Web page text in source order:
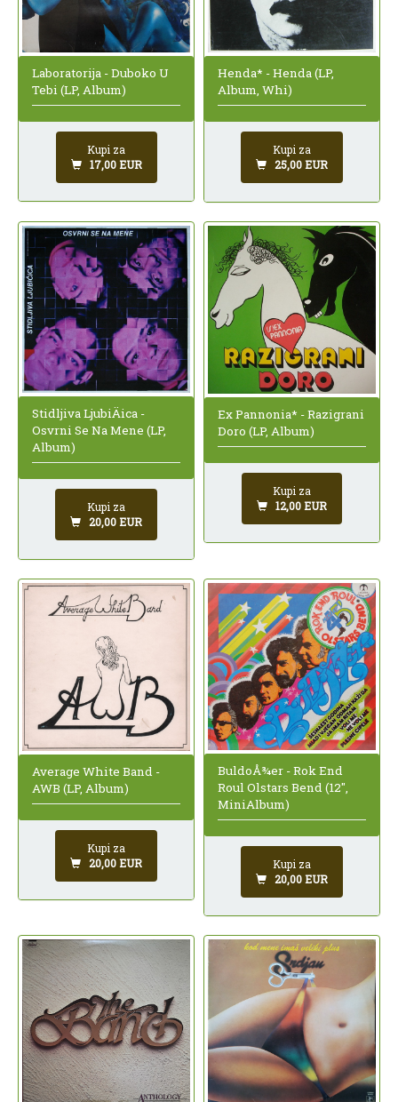
Laboratorija - Duboko U
Tebi (LP, Album)
Kupi za
17,00 EUR
Henda* - Henda (LP,
Album, Whi)
Kupi za
25,00 EUR
Stidljiva LjubiÄica -
Osvrni Se Na Mene (LP,
Album)
Kupi za
20,00 EUR
Ex Pannonia* - Razigrani
Doro (LP, Album)
Kupi za
12,00 EUR
Average White Band -
AWB (LP, Album)
Kupi za
20,00 EUR
BuldoÅ¾er - Rok End
Roul Olstars Bend (12",
MiniAlbum)
Kupi za
20,00 EUR